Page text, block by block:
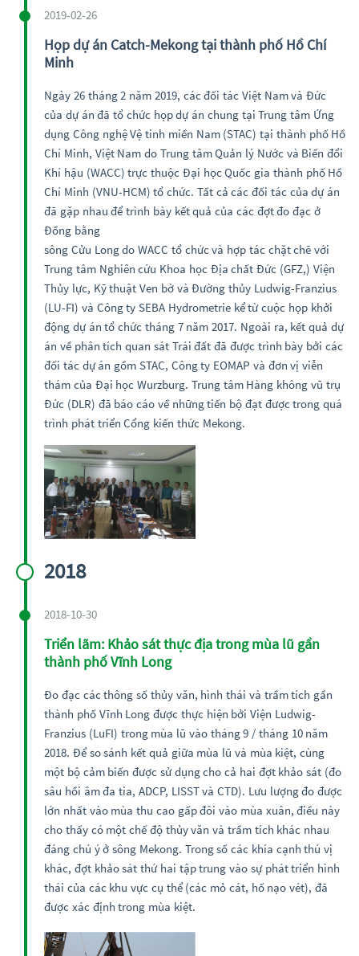
2019-02-26
Họp dự án Catch-Mekong tại thành phố Hồ Chí
Minh
Ngày 26 tháng 2 năm 2019, các đối tác Việt Nam và Đức
của dự án đã tổ chức họp dự án chung tại Trung tâm Ứng
dụng Công nghệ Vệ tinh miền Nam (STAC) tại thành phố Hồ
Chí Minh, Việt Nam do Trung tâm Quản lý Nước và Biến đổi
Khí hậu (WACC) trực thuộc Đại học Quốc gia thành phố Hồ
Chí Minh (VNU-HCM) tổ chức. Tất cả các đối tác của dự án
đã gặp nhau để trình bày kết quả của các đợt đo đạc ở
Đồng bằng
sông Cửu Long do WACC tổ chức và hợp tác chặt chẽ với
Trung tâm Nghiên cứu Khoa học Địa chất Đức (GFZ,) Viện
Thủy lực, Kỹ thuật Ven bờ và Đường thủy Ludwig-Franzius
(LU-FI) và Công ty SEBA Hydrometrie kể từ cuộc họp khởi
động dự án tổ chức tháng 7 năm 2017. Ngoài ra, kết quả dự
án về phân tích quan sát Trái đất đã được trình bày bởi các
đối tác dự án gồm STAC, Công ty EOMAP và đơn vị viễn
thám của Đại học Wurzburg. Trung tâm Hàng không vũ trụ
Đức (DLR) đã báo cáo về những tiến bộ đạt được trong quá
trình phát triển Cổng kiến thức Mekong.
2018
2018-10-30
Triển lãm: Khảo sát thực địa trong mùa lũ gần
thành phố Vĩnh Long
Đo đạc các thông số thủy văn, hình thái và trầm tích gần
thành phố Vĩnh Long được thực hiện bởi Viện Ludwig-
Franzius (LuFI) trong mùa lũ vào tháng 9 / tháng 10 năm
2018. Để so sánh kết quả giữa mùa lũ và mùa kiệt, cùng
một bộ cảm biến được sử dụng cho cả hai đợt khảo sát (đo
sâu hồi âm đa tia, ADCP, LISST và CTD). Lưu lượng đo được
lớn nhất vào mùa thu cao gấp đôi vào mùa xuân, điều này
cho thấy có một chế độ thủy văn và trầm tích khác nhau
đáng chú ý ở sông Mekong. Trong số các khía cạnh thú vị
khác, đợt khảo sát thứ hai tập trung vào sự phát triển hình
thái của các khu vực cụ thể (các mỏ cát, hố nạo vét), đã
được xác định trong mùa kiệt.